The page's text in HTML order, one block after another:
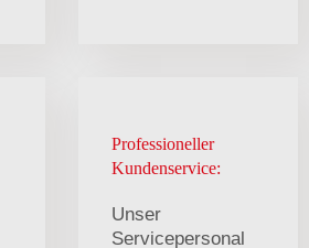
Professioneller
Kundenservice:
Unser
Servicepersonal